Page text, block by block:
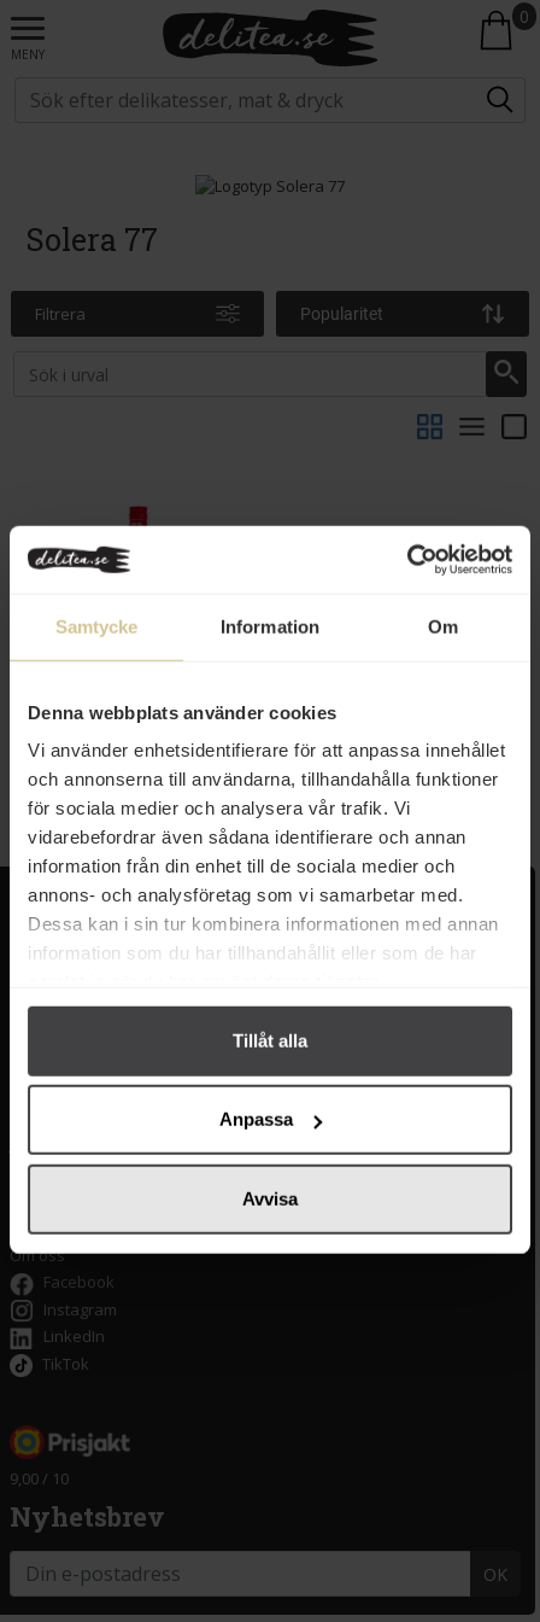
Samtycke Information Om
Denna webbplats använder cookies
Vi använder enhetsidentifierare för att anpassa innehållet
och annonserna till användarna, tillhandahålla funktioner
för sociala medier och analysera vår trafik. Vi
vidarebefordrar även sådana identifierare och annan
information från din enhet till de sociala medier och
annons- och analysföretag som vi samarbetar med.
Dessa kan i sin tur kombinera informationen med annan
information som du har tillhandahållit eller som de har
Tillåt alla
Anpassa
Avvisa
MENY
0
Solera 77
Filtrera Popularitet
62 kr
Köp
Kundservice
Kontakta oss
Frakt och leverans
Integritetspolicy
Tillgänglighet
Populära länkar
Monin
Pasta
Olivolja
Oliver
Pistagekräm
Om oss
Facebook
Instagram
LinkedIn
TikTok
9,00 / 10
Nyhetsbrev
OK